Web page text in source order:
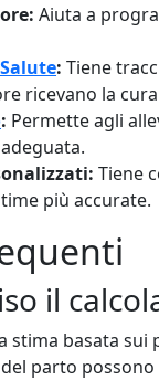
Aiuta a
Salute: Tiene
ricevano la
: Permette agli
Tiene
più accurate.
il
stima basata
parto